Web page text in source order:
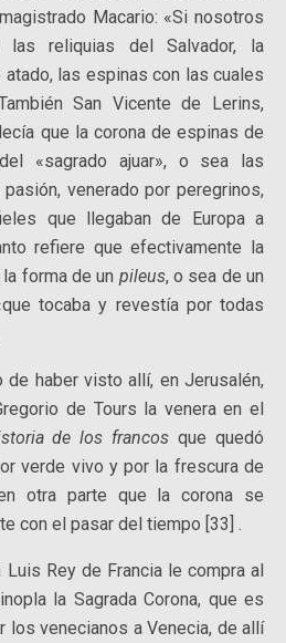
Macario: «Si nosotros
las reliquias del Salvador, la
las espinas con las cuales
San Vicente de Lerins,
que la corona de espinas de
«sagrado ajuar», o sea las
venerado por peregrinos,
que llegaban de Europa a
refiere que efectivamente la
forma de un pileus, o sea de un
tocaba y revestía por todas
de haber visto allí, en Jerusalén,
de Tours la venera en el
de los francos que quedó
verde vivo y por la frescura de
otra parte que la corona se
con el pasar del tiempo [33] .
Rey de Francia le compra al
la Sagrada Corona, que es
los venecianos a Venecia, de allí